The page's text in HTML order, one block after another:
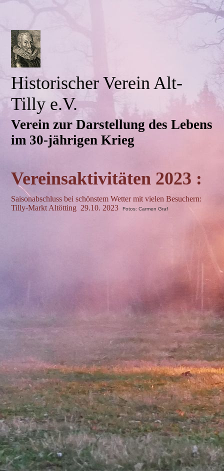
Historischer Verein Alt-
Tilly e.V.
Verein zur Darstellung des Lebens
im 30-jährigen Krieg
Vereinsaktivitäten 2023 :
Saisonabschluss bei schönstem Wetter mit vielen Besuchern:
Tilly-Markt Altötting 29.10. 2023Fotos: Carmen Graf